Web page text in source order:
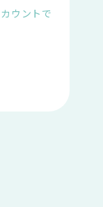
ウントで